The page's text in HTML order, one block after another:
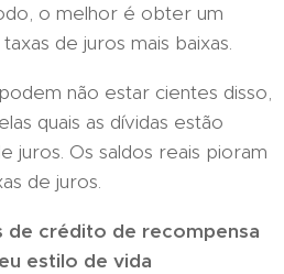
o melhor é obter um
de juros mais baixas.
não estar cientes disso,
quais as dívidas estão
juros. Os saldos reais pioram
de juros.
de crédito de recompensa
estilo de vida